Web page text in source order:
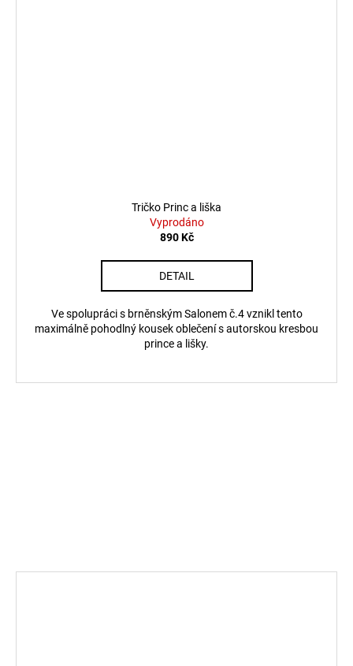
Tričko Princ a liška
Vyprodáno
890 Kč
DETAIL
Ve spolupráci s brněnským Salonem č.4 vznikl tento
maximálně pohodlný kousek oblečení s autorskou kresbou
prince a lišky.